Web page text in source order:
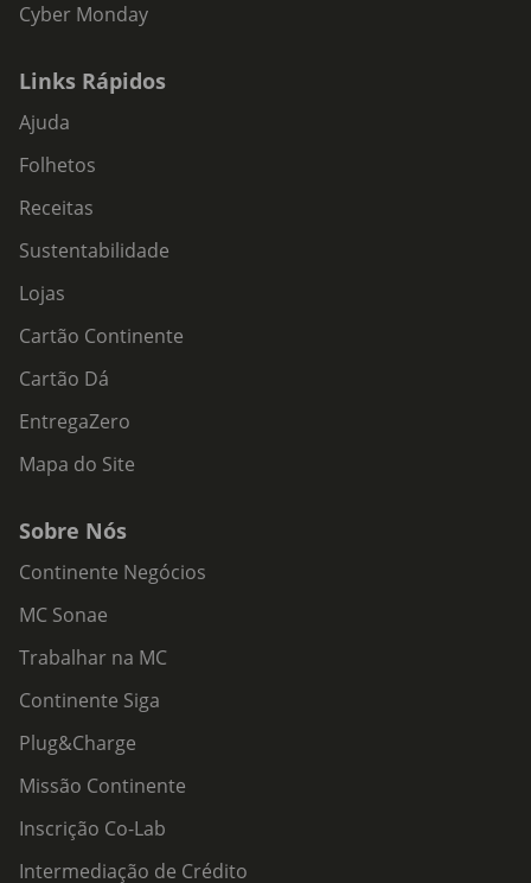
Cyber Monday
Links Rápidos
Ajuda
Folhetos
Receitas
Sustentabilidade
Lojas
Cartão Continente
Cartão Dá
EntregaZero
Mapa do Site
Sobre Nós
Continente Negócios
MC Sonae
Trabalhar na MC
Continente Siga
Plug&Charge
Missão Continente
Inscrição Co-Lab
Intermediação de Crédito